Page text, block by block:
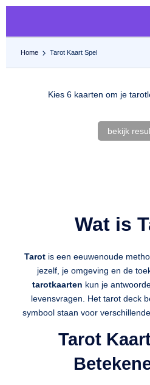
Home Tarot Kaart Spel
Kies 6 kaarten om je
bekijk
Wat is
Tarot is een eeuwenoude
jezelf, je omgeving en de
tarotkaarten kun je
levensvragen. Het tarot deck
symbool staan voor
Tarot